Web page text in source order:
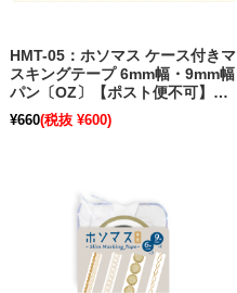
HMT-05：ホソマス ケース付きマ
スキングテープ 6mm幅・9mm幅
パン〔OZ〕【ポスト便不可】
【旧パッケージ】
¥660(税抜 ¥600)